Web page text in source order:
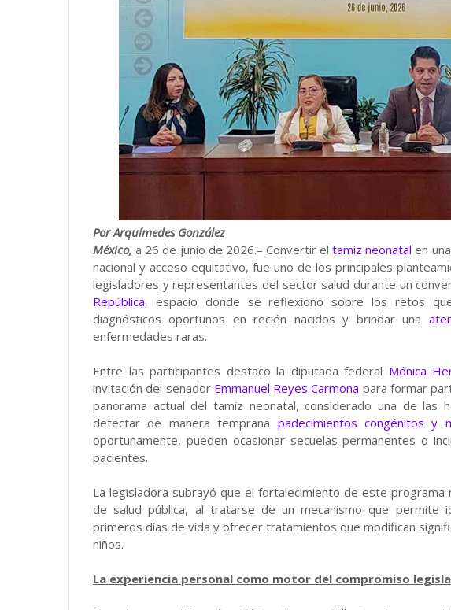
Por Arquímedes González
México,a 26 de junio de 2026.– Convertir eltamiz neonatal en
nacional y acceso equitativo, fue uno de los principales
legisladores y representantes del sector salud durante un
República, espacio donde se reflexionó sobre los retos
diagnósticos oportunos en recién nacidos y brindar una
enfermedades raras.
Entre las participantes destacó la diputada federal Mónica
invitación del senador Emmanuel Reyes Carmona para formar
panorama actual del tamiz neonatal, considerado una de las
detectar de manera temprana padecimientos congénitos y
oportunamente, pueden ocasionar secuelas permanentes o
pacientes.
La legisladora subrayó que el fortalecimiento de este
de salud pública, al tratarse de un mecanismo que permite
primeros días de vida y ofrecer tratamientos que modifican
niños.
La experiencia personal como motor del compromiso